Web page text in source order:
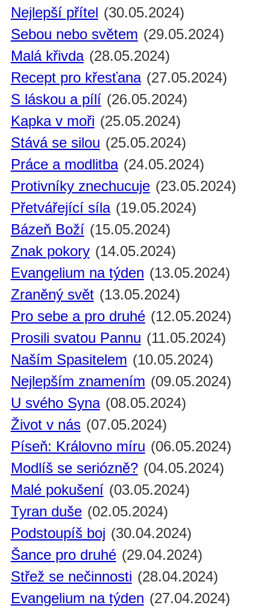
Nejlepší přítel (30.05.2024)
Sebou nebo světem (29.05.2024)
Malá křivda (28.05.2024)
Recept pro křesťana (27.05.2024)
S láskou a pílí (26.05.2024)
Kapka v moři (25.05.2024)
Stává se silou (25.05.2024)
Práce a modlitba (24.05.2024)
Protivníky znechucuje (23.05.2024)
Přetvářející síla (19.05.2024)
Bázeň Boží (15.05.2024)
Znak pokory (14.05.2024)
Evangelium na týden (13.05.2024)
Zraněný svět (13.05.2024)
Pro sebe a pro druhé (12.05.2024)
Prosili svatou Pannu (11.05.2024)
Naším Spasitelem (10.05.2024)
Nejlepším znamením (09.05.2024)
U svého Syna (08.05.2024)
Život v nás (07.05.2024)
Píseň: Královno míru (06.05.2024)
Modlíš se seriózně? (04.05.2024)
Malé pokušení (03.05.2024)
Tyran duše (02.05.2024)
Podstoupíš boj (30.04.2024)
Šance pro druhé (29.04.2024)
Střež se nečinnosti (28.04.2024)
Evangelium na týden (27.04.2024)